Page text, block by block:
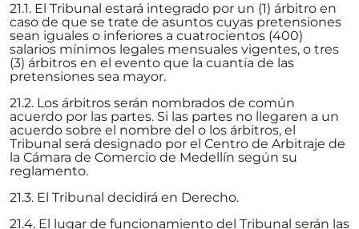
21.1. El Tribunal estará integrado por un (1) árbitro en
caso de que se trate de asuntos cuyas pretensiones
sean iguales o inferiores a cuatrocientos (400)
salarios mínimos legales mensuales vigentes, o tres
(3) árbitros en el evento que la cuantía de las
pretensiones sea mayor.
21.2. Los árbitros serán nombrados de común
acuerdo por las partes. Si las partes no llegaren a un
acuerdo sobre el nombre del o los árbitros, el
Tribunal será designado por el Centro de Arbitraje de
la Cámara de Comercio de Medellín según su
reglamento.
21.3. El Tribunal decidirá en Derecho.
21.4. El lugar de funcionamiento del Tribunal serán las